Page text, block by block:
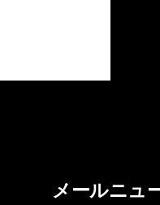
メールニュ